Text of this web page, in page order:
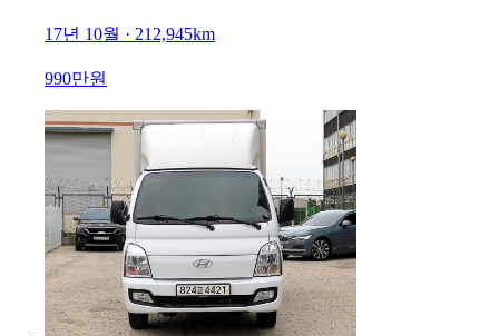
17년 10월 · 212,945km
990만원